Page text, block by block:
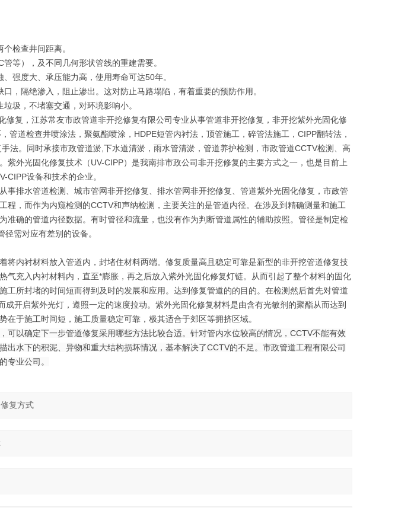
检查井间距离。
等），及不同几何形状管线的重建需要。
强度大、承压能力高，使用寿命可达50年。
，隔绝渗入，阻止渗出。这对防止马路塌陷，有着重要的预防作用。
圾，不堵塞交通，对环境影响小。
修复，江苏常友市政管道非开挖修复有限公司专业从事管道非开挖修复，非开挖紫外光固化修
管道检查井喷涂法，聚氨酯喷涂，HDPE短管内衬法，顶管施工，碎管法施工，CIPP翻转法，
法。同时承接市政管道淤,下水道清淤，雨水管清淤，管道养护检测，市政管道CCTV检测、高
紫外光固化修复技术（UV-CIPP）是我南排市政公司非开挖修复的主要方式之一，也是目前上
CIPP设备和技术的企业。
事排水管道检测、城市管网非开挖修复、排水管网非开挖修复、管道紫外光固化修复，市政管
程，而作为内窥检测的CCTV和声纳检测，主要关注的是管道内径。在涉及到精确测量和施工
准确的管道内径数据。有时管径和流量，也没有作为判断管道属性的辅助按照。管径是制定检
需对应有差别的设备。
将内衬材料放入管道内，封堵住材料两端。修复质量高且稳定可靠是新型的非开挖管道修复技
气充入内衬材料内，直至*膨胀，再之后放入紫外光固化修复灯链。从而引起了整个材料的固化
工所封堵的时间短而得到及时的发展和应用。达到修复管道的的目的。在检测然后首先对管道
开启紫外光灯，遵照一定的速度拉动。紫外光固化修复材料是由含有光敏剂的聚酯从而达到
在于施工时间短，施工质量稳定可靠，极其适合于郊区等拥挤区域。
可以确定下一步管道修复采用哪些方法比较合适。针对管内水位较高的情况，CCTV不能有效
出水下的积泥、异物和重大结构损坏情况，基本解决了CCTV的不足。市政管道工程有限公司
专业公司。